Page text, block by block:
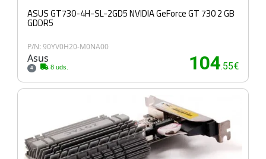
ASUS GT730-4H-SL-2GD5 NVIDIA GeForce GT 730 2 GB
GDDR5
P/N: 90YV0H20-M0NA00
Asus
4 8 uds. 104.55€